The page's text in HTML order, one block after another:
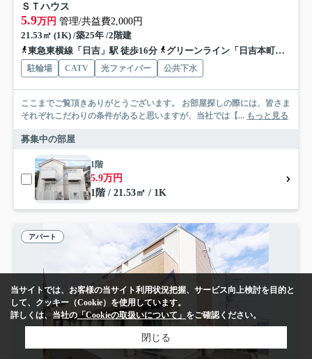
ＳＴハウス
5.9万円 管理/共益費2,000円
21.53㎡ (1K) /築25年 /2階建
東急東横線「日吉」駅 徒歩16分
グリーンライン「日吉本町」駅 徒歩13分
駐輪場 CATV 光ファイバー 公共下水
ここまでご覧頂きありがとうございます。 お部屋探しの際には、皆さま
それぞれこだわりの条件があると思いますが、当社では【... もっと見る
募集中の部屋
1階
5.9万円
1階 / 21.53㎡ / 1K
アパート
当サイトでは、お客様の当サイト利用状況把握、サービス向上検討を目的と
して、クッキー（Cookie）を使用しています。
詳しくは、当社の「Cookieの取扱いについて」 をご確認ください。
閉じる